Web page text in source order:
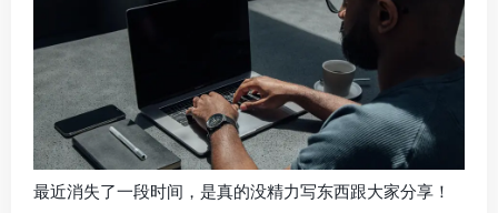
最近消失了一段时间，是真的没精力写东西跟大家分享！